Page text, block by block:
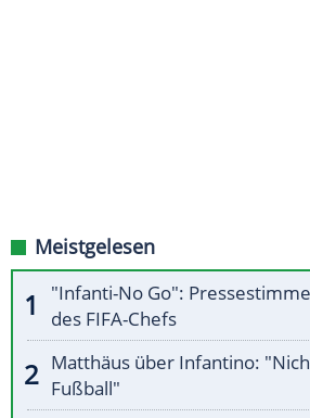
Meistgelesen
"Infanti-No Go":
des FIFA-Chefs
Matthäus über Infantino:
Fußball"